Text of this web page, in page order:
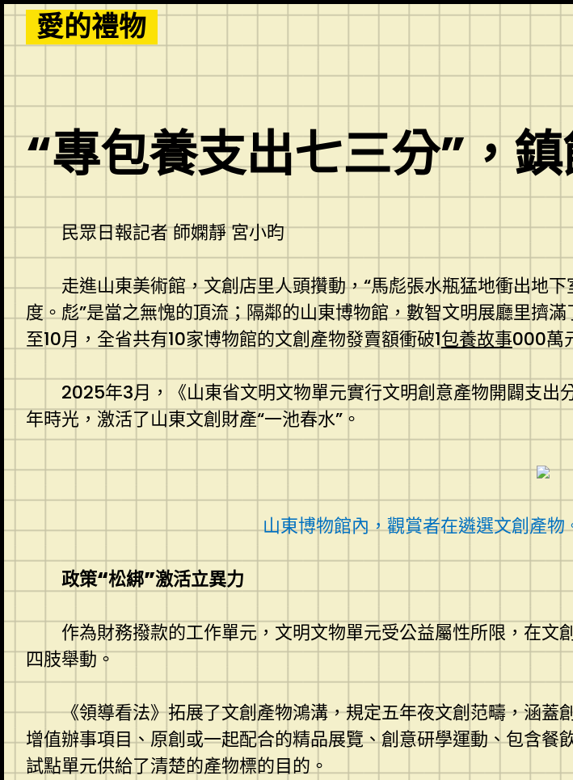
Skip
to
content
愛的禮物
“專包養支出七三分”，
民眾日報記者 師嫻靜 宮小昀
走進山東美術館，文創店里人頭攢動，“馬彪張水瓶猛地衝出地
度。彪”是當之無愧的頂流；隔鄰的山東博物館，數智文明展廳里擠
至10月，全省共有10家博物館的文創產物發賣額衝破1包養故事000萬
2025年3月，《山東省文明文物單元實行文明創意產物開闢支
年時光，激活了山東文創財產“一池春水”。
山東博物館內，觀賞者在遴選文創產
政策“松綁”激活立異力
作為財務撥款的工作單元，文明文物單元受公益屬性所限，在
四肢舉動。
《領導看法》拓展了文創產物鴻溝，規定五年夜文創范疇，涵蓋
增值辦事項目、原創或一起配合的精品展覽、創意研學運動、包含
試點單元供給了清楚的產物標的目的。